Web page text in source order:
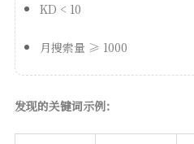
KD < 10
月搜索量 ≥ 1000
发现的关键词示例：